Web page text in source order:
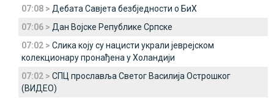
07:08 > Дебата Савјета безбједности о БиХ
07:06 > Дан Војске Републике Српске
07:02 > Слика коју су нацисти украли јеврејском
колекционару пронађена у Холандији
07:02 > СПЦ прославља Светог Василија Острошког
(ВИДЕО)